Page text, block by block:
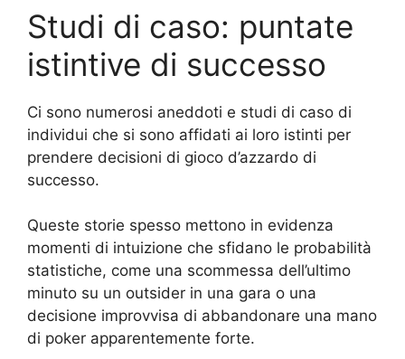
Studi di caso: puntate
istintive di successo
Ci sono numerosi aneddoti e studi di caso di
individui che si sono affidati ai loro istinti per
prendere decisioni di gioco d’azzardo di
successo.
Queste storie spesso mettono in evidenza
momenti di intuizione che sfidano le probabilità
statistiche, come una scommessa dell’ultimo
minuto su un outsider in una gara o una
decisione improvvisa di abbandonare una mano
di poker apparentemente forte.